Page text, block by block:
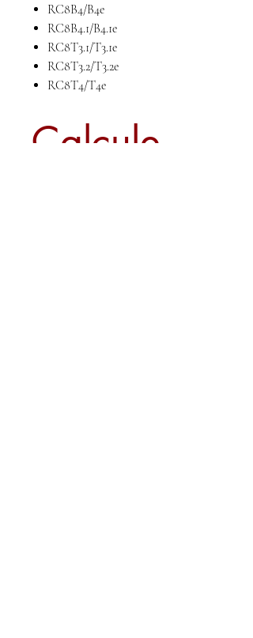
RC8B4/B4e
RC8B4.1/B4.1e
RC8T3.1/T3.1e
RC8T3.2/T3.2e
RC8T4/T4e
Calcule